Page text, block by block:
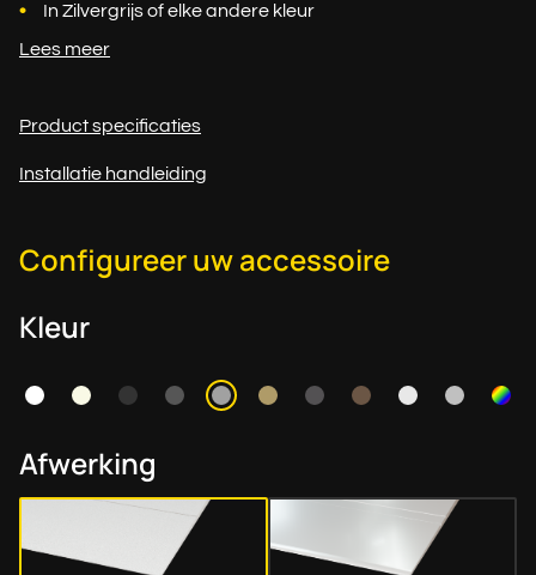
In Zilvergrijs of elke andere kleur
Lees meer
Product specificaties
Installatie handleiding
Configureer uw accessoire
Kleur
Afwerking